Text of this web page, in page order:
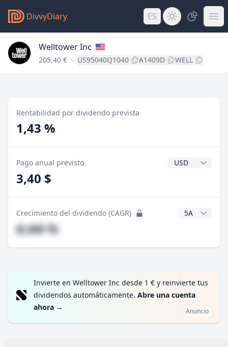
DivvyDiary ES
Welltower Inc
205,40 € US95040Q1040 A1409D WELL
Rentabilidad por dividendo prevista
1,43 %
Pago anual previsto Divisa del
3,40 $
Crecimiento del dividendo (CAGR) Años CAGR
#,## %
Invierte en Welltower Inc desde 1 € y reinvierte tus
dividendos automáticamente. Abre una cuenta
ahora → Anuncio